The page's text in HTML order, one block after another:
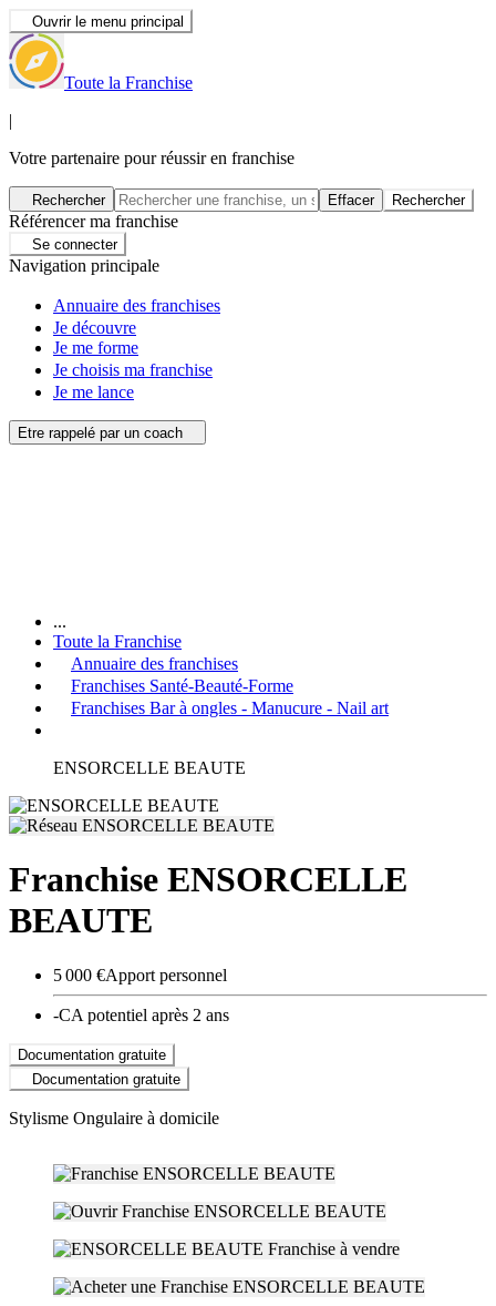
Ouvrir le menu principal
Toute la Franchise
|
Votre partenaire pour réussir en franchise
Rechercher Effacer Rechercher
Référencer ma franchise
Se connecter
Navigation principale
Annuaire des franchises
Je découvre
Je me forme
Je choisis ma franchise
Je me lance
Etre rappelé par un coach
...
Toute la Franchise
Annuaire des franchises
Franchises Santé-Beauté-Forme
Franchises Bar à ongles - Manucure - Nail art
ENSORCELLE BEAUTE
Franchise ENSORCELLE
BEAUTE
5 000 €Apport personnel
-CA potentiel après 2 ans
Documentation gratuite
Documentation gratuite
Stylisme Ongulaire à domicile